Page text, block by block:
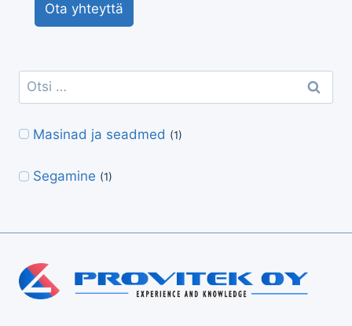
Ota yhteyttä
Otsi:
Masinad ja seadmed (1)
Segamine (1)